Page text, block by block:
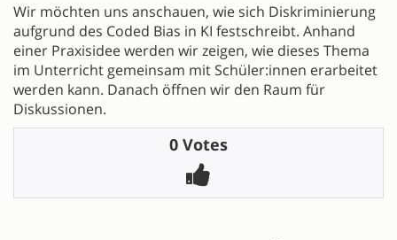
Wir möchten uns anschauen, wie sich Diskriminierung
aufgrund des Coded Bias in KI festschreibt. Anhand
einer Praxisidee werden wir zeigen, wie dieses Thema
im Unterricht gemeinsam mit Schüler:innen erarbeitet
werden kann. Danach öffnen wir den Raum für
Diskussionen.
0 Votes